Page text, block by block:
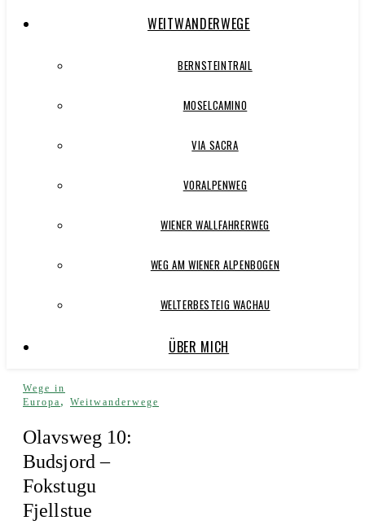
WEITWANDERWEGE
BERNSTEINTRAIL
MOSELCAMINO
VIA SACRA
VORALPENWEG
WIENER WALLFAHRERWEG
WEG AM WIENER ALPENBOGEN
WELTERBESTEIG WACHAU
ÜBER MICH
Wege in
Europa , Weitwanderwege
Olavsweg 10:
Budsjord –
Fokstugu
Fjellstue